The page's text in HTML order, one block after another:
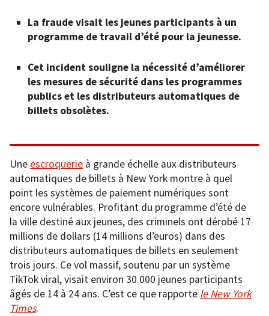
La fraude visait les jeunes participants à un
programme de travail d’été pour la jeunesse.
Cet incident souligne la nécessité d’améliorer
les mesures de sécurité dans les programmes
publics et les distributeurs automatiques de
billets obsolètes.
Une escroquerie à grande échelle aux distributeurs
automatiques de billets à New York montre à quel
point les systèmes de paiement numériques sont
encore vulnérables. Profitant du programme d’été de
la ville destiné aux jeunes, des criminels ont dérobé 17
millions de dollars (14 millions d’euros) dans des
distributeurs automatiques de billets en seulement
trois jours. Ce vol massif, soutenu par un système
TikTok viral, visait environ 30 000 jeunes participants
âgés de 14 à 24 ans. C’est ce que rapporte le New York
Times.